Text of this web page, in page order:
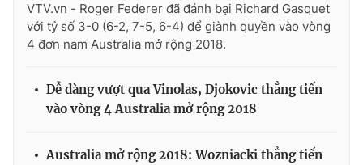
VTV.vn - Roger Federer đã đánh bại Richard Gasquet
với tỷ số 3-0 (6-2, 7-5, 6-4) để giành quyền vào vòng
4 đơn nam Australia mở rộng 2018.
Dễ dàng vượt qua Vinolas, Djokovic thẳng tiến
vào vòng 4 Australia mở rộng 2018
Australia mở rộng 2018: Wozniacki thẳng tiến